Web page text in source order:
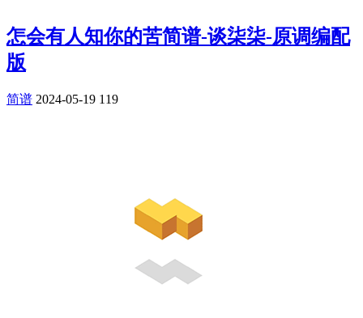
怎会有人知你的苦简谱-谈柒柒-原调编配
版
简谱 2024-05-19 119